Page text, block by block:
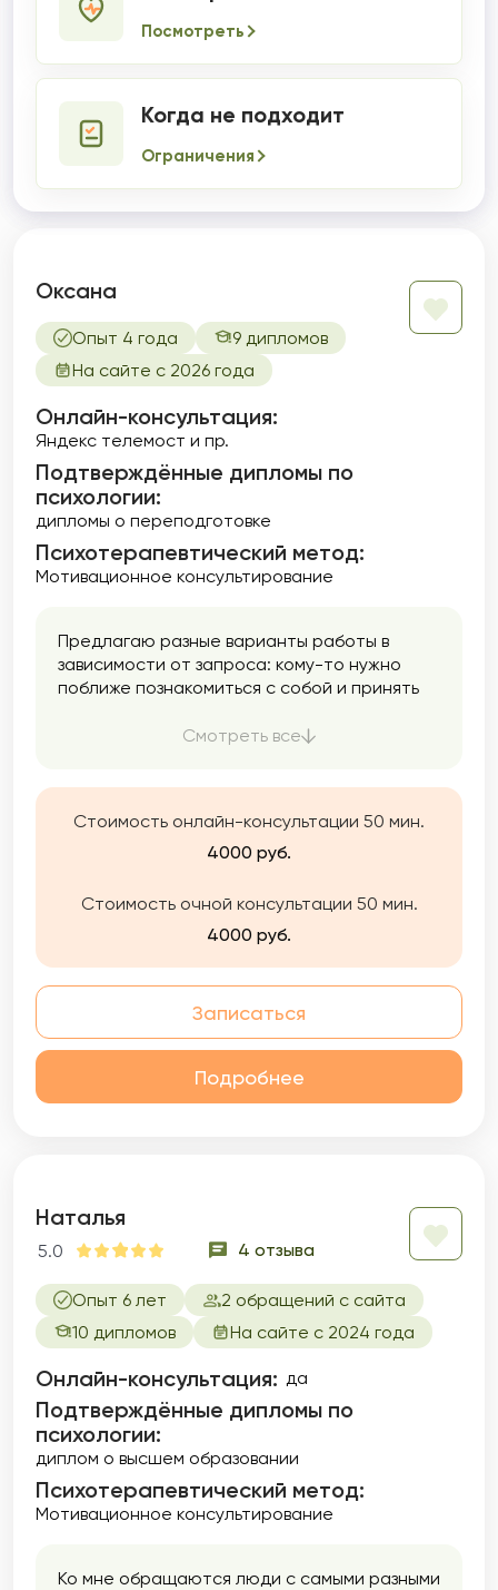
Посмотреть
Когда не подходит
Ограничения
Оксана
Опыт 4 года
9 дипломов
На сайте с 2026 года
Онлайн-консультация:
Яндекс телемост и пр.
Подтверждённые дипломы по
психологии:
дипломы о переподготовке
Психотерапевтический метод:
Мотивационное консультирование
Предлагаю разные варианты работы в
зависимости от запроса: кому-то нужно
поближе познакомиться с собой и принять
это всего-лишь мысли и нужно освободить
прояснить), для кого-то эффективным будет
овладеть навыками когнитивно-
психологом самому себе. Охотно делюсь
выстраиваю партнерские, доверительные
отношения на равных — для меня это важно
и ценно.
Смотреть все
Стоимость онлайн-консультации 50 мин.
4000 руб.
Стоимость очной консультации 50 мин.
4000 руб.
Записаться
Подробнее
Наталья
5.0 4 отзыва
Опыт 6 лет
2 обращений с сайта
10 дипломов
На сайте с 2024 года
Онлайн-консультация: да
Подтверждённые дипломы по
психологии:
диплом о высшем образовании
Психотерапевтический метод:
Мотивационное консультирование
Ко мне обращаются люди с самыми разными